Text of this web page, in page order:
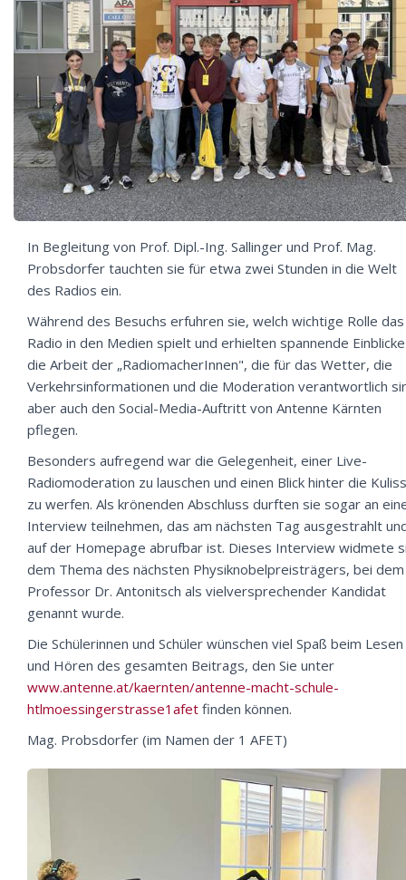
In Begleitung von Prof. Dipl.-Ing. Sallinger und Prof. Mag.
Probsdorfer tauchten sie für etwa zwei Stunden in die Welt
des Radios ein.
Während des Besuchs erfuhren sie, welch wichtige Rolle das
Radio in den Medien spielt und erhielten spannende
die Arbeit der „RadiomacherInnen", die für das Wetter, die
Verkehrsinformationen und die Moderation verantwortlich
aber auch den Social-Media-Auftritt von Antenne Kärnten
pflegen.
Besonders aufregend war die Gelegenheit, einer Live-
Radiomoderation zu lauschen und einen Blick hinter die
zu werfen. Als krönenden Abschluss durften sie sogar an
Interview teilnehmen, das am nächsten Tag ausgestrahlt
auf der Homepage abrufbar ist. Dieses Interview widmete
dem Thema des nächsten Physiknobelpreisträgers, bei dem
Professor Dr. Antonitsch als vielversprechender Kandidat
genannt wurde.
Die Schülerinnen und Schüler wünschen viel Spaß beim Lesen
und Hören des gesamten Beitrags, den Sie unter
www.antenne.at/kaernten/antenne-macht-schule-
htlmoessingerstrasse1afet finden können.
Mag. Probsdorfer (im Namen der 1 AFET)